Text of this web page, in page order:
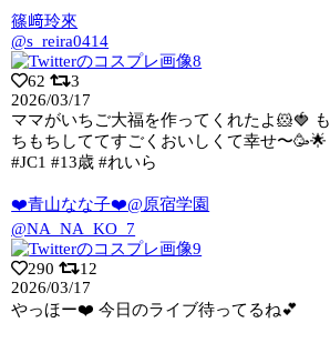
篠﨑玲來
@s_reira0414
62
3
2026/03/17
ママがいちご大福を作ってくれたよ🐹🍓 も
ちもちしててすごくおいしくて幸せ〜🥳🌟
#JC1 #13歳 #れいら
❤️青山なな子❤️@原宿学園
@NA_NA_KO_7
290
12
2026/03/17
やっほー❤️ 今日のライブ待ってるね💕︎